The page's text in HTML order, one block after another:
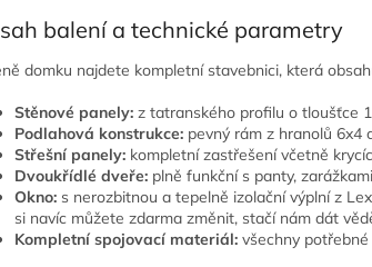
balení a technické parametry
domku najdete kompletní stavebnici, která
Stěnové panely: z tatranského profilu o tloušťce
Podlahová konstrukce: pevný rám z hranolů 6x4
Střešní panely: kompletní zastřešení včetně
Dvoukřídlé dveře: plně funkční s panty,
Okno: s nerozbitnou a tepelně izolační výplní z
si navíc můžete zdarma změnit, stačí nám dát
Kompletní spojovací materiál: všechny